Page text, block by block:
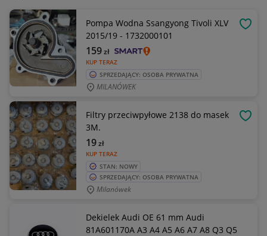
Pompa Wodna Ssangyong Tivoli XLV
2015/19 - 1732000101
KUP TERAZ
159zł
SPRZEDAJĄCY: OSOBA PRYWATNA
MILANÓWEK
Filtry przeciwpyłowe 2138 do masek
3M.
KUP TERAZ
19zł
STAN: NOWY
SPRZEDAJĄCY: OSOBA PRYWATNA
Milanówek
Dekielek Audi OE 61 mm Audi
81A601170A A3 A4 A5 A6 A7 A8 Q3 Q5